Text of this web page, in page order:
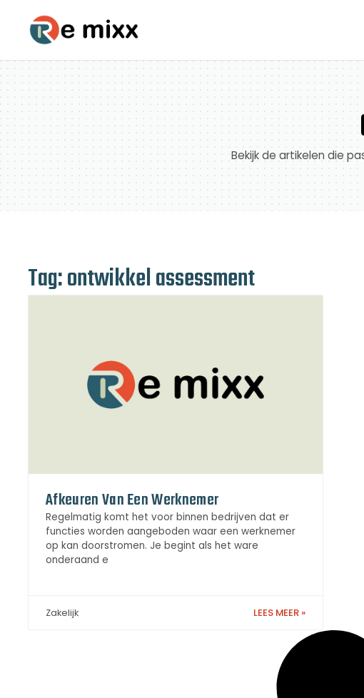
Bekijk de artikelen die
Tag: ontwikkel assessment
Afkeuren Van Een Werknemer
Regelmatig komt het voor binnen bedrijven dat er
functies worden aangeboden waar een werknemer
op kan doorstromen. Je begint als het ware
onderaand e
Zakelijk LEES MEER »